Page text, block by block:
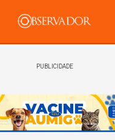
PUBLICIDADE